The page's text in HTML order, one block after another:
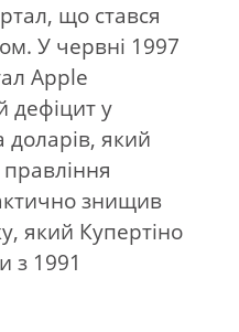
що стався
У червні 1997
Apple
дефіцит у
доларів, який
знищив
який Купертіно
з 1991